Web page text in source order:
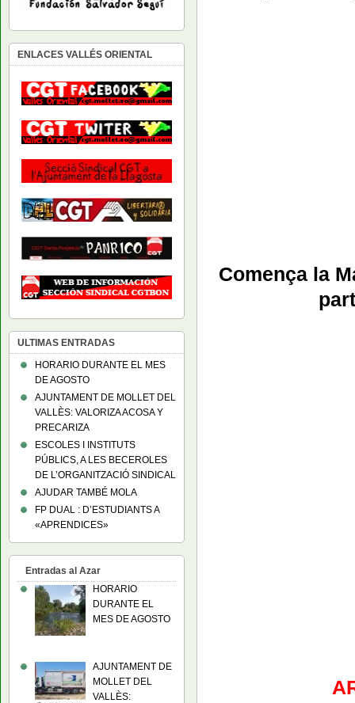
Comença la
ENLACES VALLÉS ORIENTAL
ULTIMAS ENTRADAS
HORARIO DURANTE EL MES
DE AGOSTO
AJUNTAMENT DE MOLLET DEL
VALLÈS: VALORIZA ACOSA Y
PRECARIZA
ESCOLES I INSTITUTS
PÚBLICS, A LES BECEROLES
DE L’ORGANITZACIÓ SINDICAL
AJUDAR TAMBÉ MOLA
FP DUAL : D’ESTUDIANTS A
«APRENDICES»
Entradas al Azar
HORARIO
DURANTE EL
MES DE AGOSTO
AJUNTAMENT DE
MOLLET DEL
VALLÈS: